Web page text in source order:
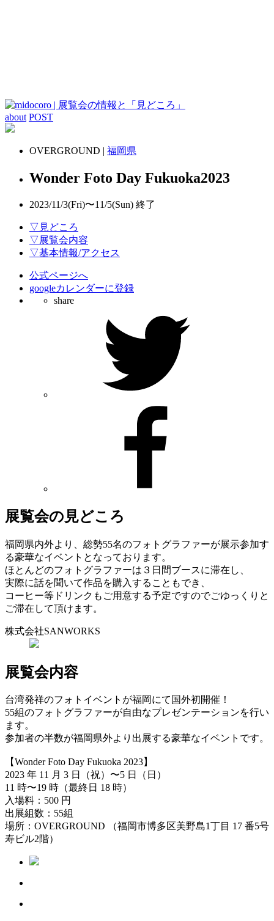
about POST
OVERGROUND | 福岡県
Wonder Foto Day Fukuoka2023
2023/11/3(Fri)〜11/5(Sun) 終了
▽見どころ
▽展覧会内容
▽基本情報/アクセス
公式ページへ
googleカレンダーに登録
share
展覧会の見どころ
福岡県内外より、総勢55名のフォトグラファーが展示参加す
る豪華なイベントとなっております。
ほとんどのフォトグラファーは３日間ブースに滞在し、
実際に話を聞いて作品を購入することもでき、
コーヒー等ドリンクもご用意する予定ですのでごゆっくりと
ご滞在して頂けます。
株式会社SANWORKS
展覧会内容
台湾発祥のフォトイベントが福岡にて国外初開催！
55組のフォトグラファーが自由なプレゼンテーションを行い
ます。
参加者の半数が福岡県外より出展する豪華なイベントです。
【Wonder Foto Day Fukuoka 2023】
2023 年 11 月 3 日（祝）〜5 日（日）
11 時〜19 時（最終日 18 時）
入場料：500 円
出展組数：55組
場所：OVERGROUND （福岡市博多区美野島1丁目 17 番5号
寿ビル2階）